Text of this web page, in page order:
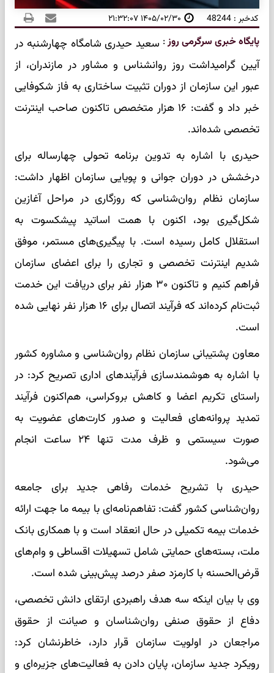
کدخبر : 48244 ۱۴۰۵/۰۲/۳۰ ۲۱:۳۲:۰۷
پایگاه خبری سرگرمی روز: سعید حیدری شامگاه چهارشنبه در
آیین گرامیداشت روز روانشناس و مشاور در مازندران، از
عبور این سازمان از دوران تثبیت ساختاری به فاز شکوفایی
خبر داد و گفت: ۱۶ هزار متخصص تاکنون صاحب اینترنت
تخصصی شده‌اند.
حیدری با اشاره به تدوین برنامه تحولی چهارساله برای
درخشش در دوران جوانی و پویایی سازمان اظهار داشت:
سازمان نظام روان‌شناسی که روزگاری در مراحل آغازین
شکل‌گیری بود، اکنون با همت اساتید پیشکسوت به
استقلال کامل رسیده است. با پیگیری‌های مستمر، موفق
شدیم اینترنت تخصصی و تجاری را برای اعضای سازمان
فراهم کنیم و تاکنون ۳۰ هزار نفر برای دریافت این خدمت
ثبت‌نام کرده‌اند که فرآیند اتصال برای ۱۶ هزار نفر نهایی شده
است.
معاون پشتیبانی سازمان نظام روان‌شناسی و مشاوره کشور
با اشاره به هوشمندسازی فرآیندهای اداری تصریح کرد: در
راستای تکریم اعضا و کاهش بروکراسی، هم‌اکنون فرآیند
تمدید پروانه‌های فعالیت و صدور کارت‌های عضویت به
صورت سیستمی و ظرف مدت تنها ۲۴ ساعت انجام
می‌شود.
حیدری با تشریح خدمات رفاهی جدید برای جامعه
روان‌شناسی کشور گفت: تفاهم‌نامه‌ای با بیمه ما جهت ارائه
خدمات بیمه تکمیلی در حال انعقاد است و با همکاری بانک
ملت، بسته‌های حمایتی شامل تسهیلات اقساطی و وام‌های
قرض‌الحسنه با کارمزد صفر درصد پیش‌بینی شده است.
وی با بیان اینکه سه هدف راهبردی ارتقای دانش تخصصی،
دفاع از حقوق صنفی روان‌شناسان و صیانت از حقوق
مراجعان در اولویت سازمان قرار دارد، خاطرنشان کرد:
رویکرد جدید سازمان، پایان دادن به فعالیت‌های جزیره‌ای و